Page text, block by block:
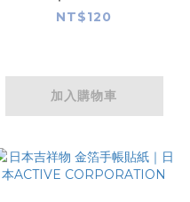
CORPORATION
NT$120
加入購物車